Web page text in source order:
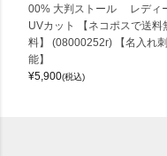
00% 大判ストール レディ
UVカット 【ネコポスで送料
料】 (08000252r) 【名入れ
能】
¥5,900(税込)